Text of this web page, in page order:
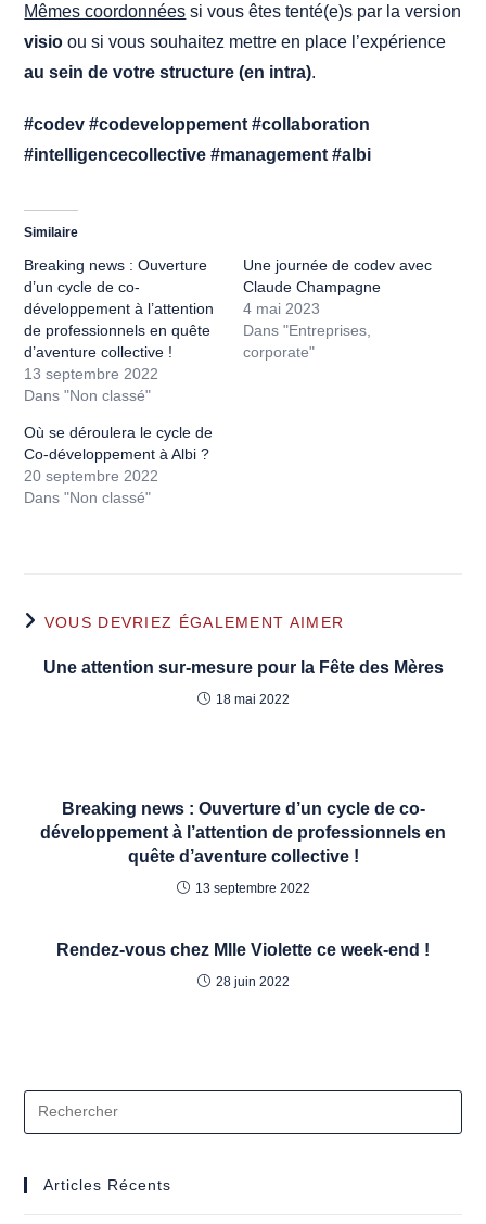
Mêmes coordonnées si vous êtes tenté(e)s par la version
visio ou si vous souhaitez mettre en place l’expérience
au sein de votre structure (en intra).
#codev #codeveloppement #collaboration
#intelligencecollective #management #albi
Similaire
Breaking news : Ouverture
d’un cycle de co-
développement à l’attention
de professionnels en quête
d’aventure collective !
13 septembre 2022
Dans "Non classé"
Une journée de codev avec
Claude Champagne
4 mai 2023
Dans "Entreprises,
corporate"
Où se déroulera le cycle de
Co-développement à Albi ?
20 septembre 2022
Dans "Non classé"
VOUS DEVRIEZ ÉGALEMENT AIMER
Une attention sur-mesure pour la Fête des Mères
18 mai 2022
Breaking news : Ouverture d’un cycle de co-
développement à l’attention de professionnels en
quête d’aventure collective !
13 septembre 2022
Rendez-vous chez Mlle Violette ce week-end !
28 juin 2022
Articles Récents